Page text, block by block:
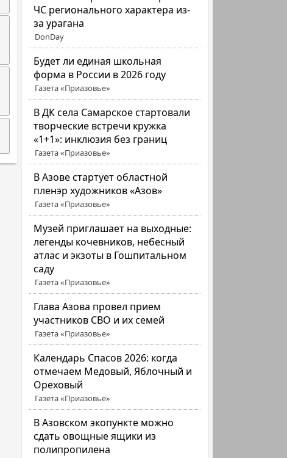
ЧС регионального характера из-
за урагана
DonDay
Будет ли единая школьная
форма в России в 2026 году
Газета «Приазовье»
В ДК села Самарское стартовали
творческие встречи кружка
«1+1»: инклюзия без границ
Газета «Приазовье»
В Азове стартует областной
пленэр художников «Азов»
Газета «Приазовье»
Музей приглашает на выходные:
легенды кочевников, небесный
атлас и экзоты в Гошпитальном
саду
Газета «Приазовье»
Глава Азова провел прием
участников СВО и их семей
Газета «Приазовье»
Календарь Спасов 2026: когда
отмечаем Медовый, Яблочный и
Ореховый
Газета «Приазовье»
В Азовском экопункте можно
сдать овощные ящики из
полипропилена